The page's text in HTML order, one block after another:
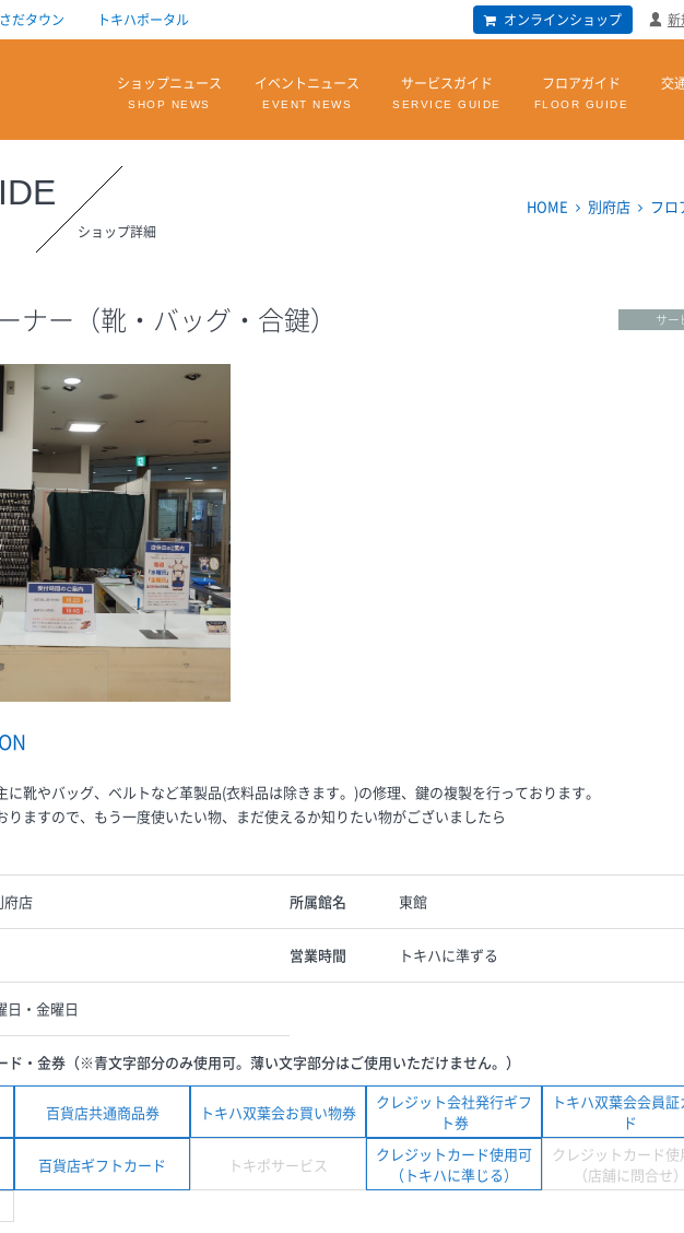
だタウン トキハポータル オンラインショップ 新
ショップニュース
SHOP NEWS
イベントニュース
EVENT NEWS
サービスガイド
SERVICE GUIDE
フロアガイド
FLOOR GUIDE
交
ショップ詳細
HOME 別府店 フロ
ナー（靴・バッグ・合鍵） サー
に靴やバッグ、ベルトなど革製品(衣料品は除きます。)の修理、鍵の複製を行っております。
りますので、もう一度使いたい物、まだ使えるか知りたい物がございましたら
府店 所属館名 東館
営業時間 トキハに準ずる
日・金曜日
ド・金券（※青文字部分のみ使用可。薄い文字部分はご使用いただけません。）
百貨店共通商品券 トキハ双葉会お買い物券
クレジット会社発行ギフ
ト券
トキハ双葉会会員証
ド
百貨店ギフトカード トキポサービス
クレジットカード使用可
（トキハに準じる）
クレジットカード使
（店舗に問合せ）